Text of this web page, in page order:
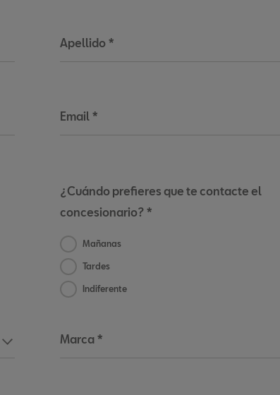
Apellido *
Email *
¿Cuándo prefieres que te contacte el
concesionario? *
Mañanas
Tardes
Indiferente
Marca *